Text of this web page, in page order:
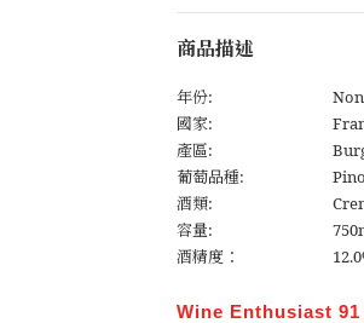
商品描述
年份:
國家:
產區:
葡萄品種:
酒類:
容量:
酒精度：
Wine Enthusiast